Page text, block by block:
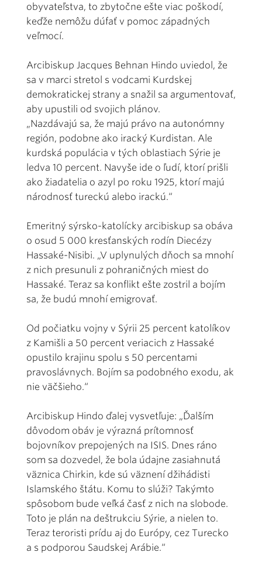
obyvateľstva, to zbytočne ešte viac poškodí,
keďže nemôžu dúfať v pomoc západných
veľmocí.
Arcibiskup Jacques Behnan Hindo uviedol, že
sa v marci stretol s vodcami Kurdskej
demokratickej strany a snažil sa argumentovať,
aby upustili od svojich plánov.
„Nazdávajú sa, že majú právo na autonómny
región, podobne ako iracký Kurdistan. Ale
kurdská populácia v tých oblastiach Sýrie je
ledva 10 percent. Navyše ide o ľudí, ktorí prišli
ako žiadatelia o azyl po roku 1925, ktorí majú
národnosť tureckú alebo irackú.“
Emeritný sýrsko-katolícky arcibiskup sa obáva
o osud 5 000 kresťanských rodín Diecézy
Hassaké-Nisibi. „V uplynulých dňoch sa mnohí
z nich presunuli z pohraničných miest do
Hassaké. Teraz sa konflikt ešte zostril a bojím
sa, že budú mnohí emigrovať.
Od počiatku vojny v Sýrii 25 percent katolíkov
z Kamišli a 50 percent veriacich z Hassaké
opustilo krajinu spolu s 50 percentami
pravoslávnych. Bojím sa podobného exodu, ak
nie väčšieho.“
Arcibiskup Hindo ďalej vysvetľuje: „Ďalším
dôvodom obáv je výrazná prítomnosť
bojovníkov prepojených na ISIS. Dnes ráno
som sa dozvedel, že bola údajne zasiahnutá
väznica Chirkin, kde sú väznení džihádisti
Islamského štátu. Komu to slúži? Takýmto
spôsobom bude veľká časť z nich na slobode.
Toto je plán na deštrukciu Sýrie, a nielen to.
Teraz teroristi prídu aj do Európy, cez Turecko
a s podporou Saudskej Arábie.“